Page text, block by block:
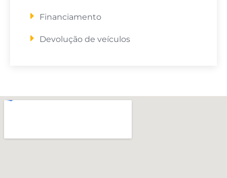
Financiamento
Devolução de veículos